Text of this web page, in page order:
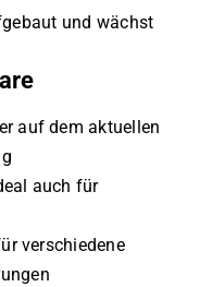
und wächst
auf dem aktuellen
auch für
verschiedene